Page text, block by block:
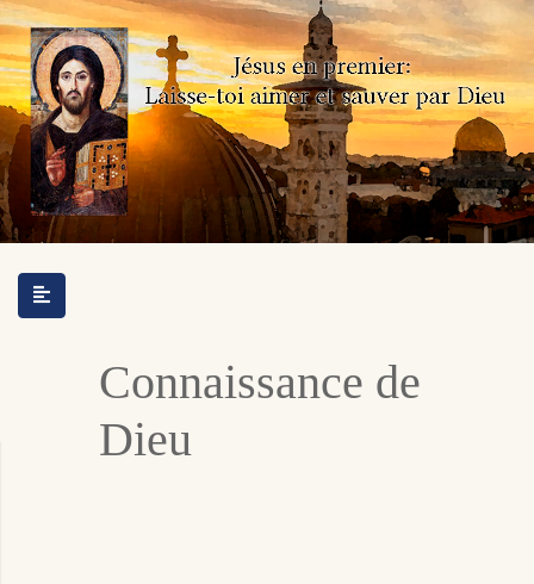
Connaissance de
Dieu